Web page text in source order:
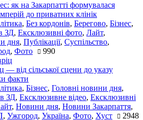
як на Закарпатті формувалася
до приватних клінік
, Без кордонів, Берегово, Бізнес,
ЗД, Ексклюзивні фото, Лайт,
дня, Публікації, Суспільство,
, Фото 990
від сільської сцени до указу
факти
, Бізнес, Головні новини дня,
ЗД, Ексклюзивне відео, Ексклюзивні
, Новини дня, Новини Закарпаття,
, Ужгород, Україна, Фото, Хуст 2948